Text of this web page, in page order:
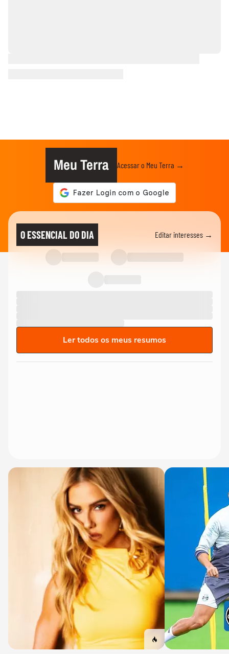
Meu Terra Acessar o Meu Terra →
O ESSENCIAL DO DIA Editar interesses →
Ler todos os meus resumos